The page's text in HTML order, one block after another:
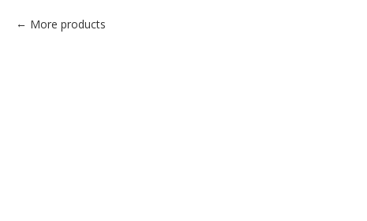
More products